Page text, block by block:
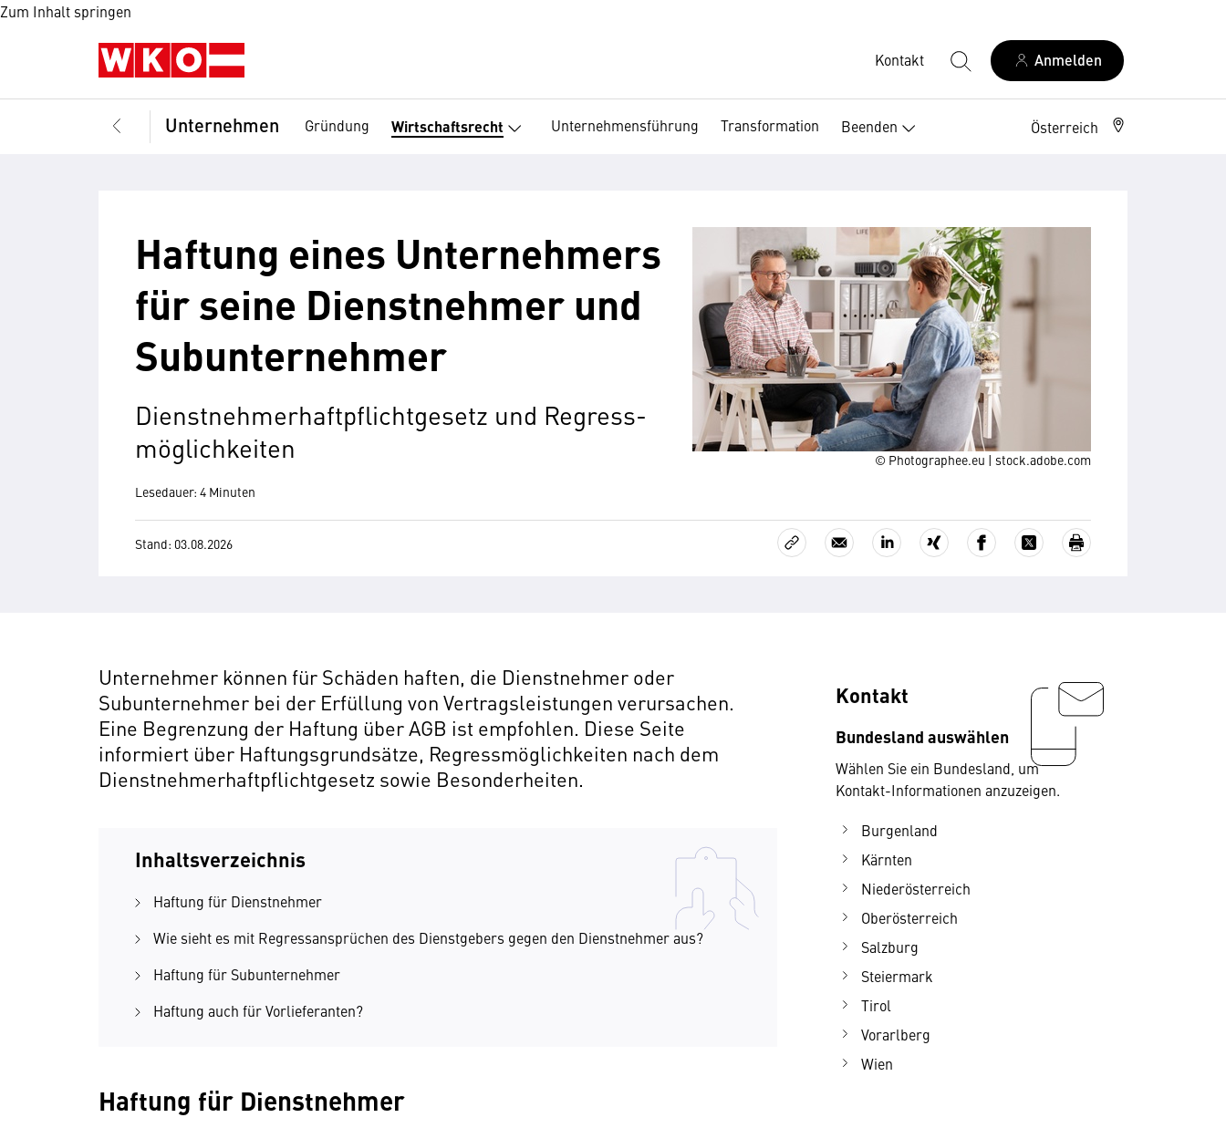
Zum Inhalt springen
Kontakt Anmelden
Unternehmen Gründung Wirtschaftsrecht Unternehmensführung Transformation Beenden Österreich
© Photographee.eu | stock.adobe.com
Haftung eines Unternehmers
für seine Dienstnehmer und
Subunternehmer
Dienstnehmerhaftpflichtgesetz und Regress­
möglichkeiten
Lesedauer: 4 Minuten
Stand: 03.08.2026
Unternehmer können für Schäden haften, die Dienstnehmer oder
Subunternehmer bei der Erfüllung von Vertragsleistungen verursachen.
Eine Begrenzung der Haftung über AGB ist empfohlen. Diese Seite
informiert über Haftungsgrundsätze, Regressmöglichkeiten nach dem
Dienstnehmerhaftpflichtgesetz sowie Besonderheiten.
Inhaltsverzeichnis
Haftung für Dienstnehmer
Wie sieht es mit Regressansprüchen des Dienstgebers gegen den Dienstnehmer aus?
Haftung für Subunternehmer
Haftung auch für Vorlieferanten?
Haftung für Dienstnehmer
Kontakt
Bundesland auswählen
Wählen Sie ein Bundesland, um
Kontakt-Informationen anzuzeigen.
Burgenland
Kärnten
Niederösterreich
Oberösterreich
Salzburg
Steiermark
Tirol
Vorarlberg
Wien